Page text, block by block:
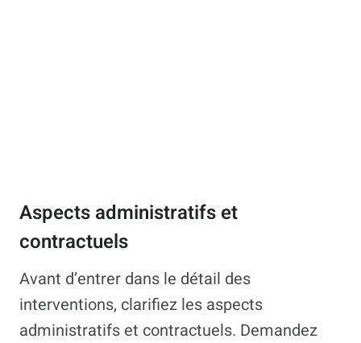
Aspects administratifs et
contractuels
Avant d’entrer dans le détail des
interventions, clarifiez les aspects
administratifs et contractuels. Demandez